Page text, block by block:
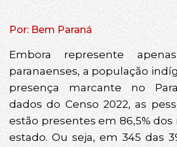
Por: Bem Paraná
Embora represente
paranaenses, a população
presença marcante no
dados do Censo 2022, as
estão presentes em 86,5%
estado. Ou seja, em 345 das